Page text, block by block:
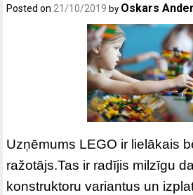
Posted on21/10/2019 by Oskars
Uzņēmums LEGO ir lielākais
ražotājs.Tas ir radījis milzīgu
konstruktoru variantus un